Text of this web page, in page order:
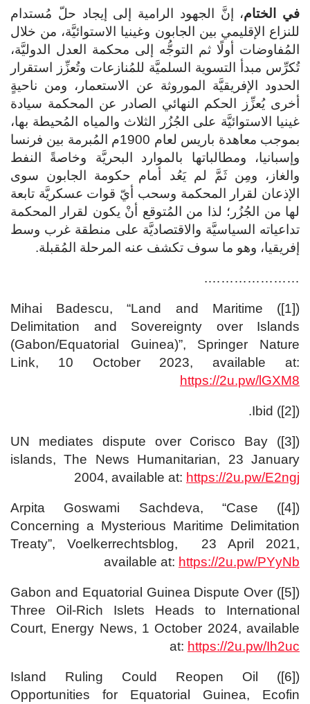
في الختام، إنَّ الجهود الرامية إلى إيجاد حلّ مُستدام
للنزاع الإقليمي بين الجابون وغينيا الاستوائيَّة، من خلال
المُفاوضات أولًا ثم التوجُّه إلى محكمة العدل الدوليَّة،
تُكرِّس مبدأ التسوية السلميَّة للمُنازعات وتُعزِّز استقرار
الحدود الإفريقيَّة الموروثة عن الاستعمار، ومن ناحيةٍ
أخرى يُعزِّز الحكم النهائي الصادر عن المحكمة سيادة
غينيا الاستوائيَّة على الجُزُر الثلاث والمياه المُحيطة بها،
بموجب معاهدة باريس لعام 1900م المُبرمة بين فرنسا
وإسبانيا، ومطالباتها بالموارد البحريَّة وخاصةً النفط
والغاز، ومِن ثَمَّ لم يَعُد أمام حكومة الجابون سوى
الإذعان لقرار المحكمة وسحب أيّ قوات عسكريَّة تابعة
لها من الجُزُر؛ لذا من المُتوقع أنْ يكون لقرار المحكمة
تداعياته السياسيَّة والاقتصاديَّة على منطقة غرب وسط
إفريقيا، وهو ما سوف تكشف عنه المرحلة المُقبلة.
………………….
([1]) Mihai Badescu, “Land and Maritime
Delimitation and Sovereignty over Islands
(Gabon/Equatorial Guinea)”, Springer Nature
Link, 10 October 2023, available at:
https://2u.pw/lGXM8
([2]) Ibid.
([3]) UN mediates dispute over Corisco Bay
islands, The News Humanitarian, 23 January
2004, available at: https://2u.pw/E2ngj
([4]) Arpita Goswami Sachdeva, “Case
Concerning a Mysterious Maritime Delimitation
Treaty”, Voelkerrechtsblog, 23 April 2021,
available at: https://2u.pw/PYyNb
([5]) Gabon and Equatorial Guinea Dispute Over
Three Oil-Rich Islets Heads to International
Court, Energy News, 1 October 2024, available
at: https://2u.pw/Ih2uc
([6]) Island Ruling Could Reopen Oil
Opportunities for Equatorial Guinea, Ecofin